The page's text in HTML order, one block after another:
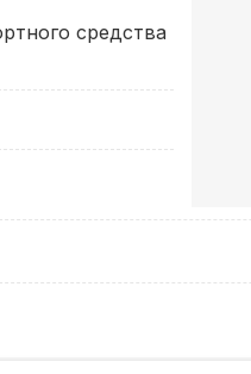
средства